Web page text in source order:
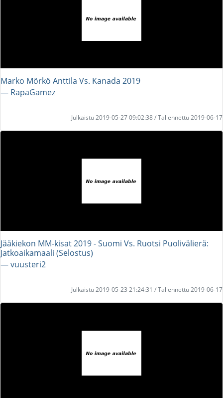
Marko Mörkö Anttila Vs. Kanada 2019
― RapaGamez
Julkaistu 2019-05-27 09:02:38 / Tallennettu 2019-06-17
Jääkiekon MM-kisat 2019 - Suomi Vs. Ruotsi Puolivälierä:
Jatkoaikamaali (Selostus)
― vuusteri2
Julkaistu 2019-05-23 21:24:31 / Tallennettu 2019-06-17